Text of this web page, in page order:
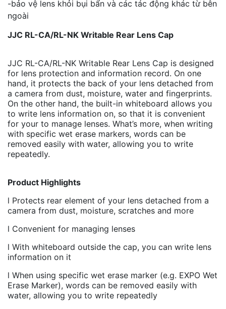
-bảo vệ lens khỏi bụi bẩn và các tác động khác từ bên
ngoài
JJC RL-CA/RL-NK Writable Rear Lens Cap
JJC RL-CA/RL-NK Writable Rear Lens Cap is designed
for lens protection and information record. On one
hand, it protects the back of your lens detached from
a camera from dust, moisture, water and fingerprints.
On the other hand, the built-in whiteboard allows you
to write lens information on, so that it is convenient
for your to manage lenses. What’s more, when writing
with specific wet erase markers, words can be
removed easily with water, allowing you to write
repeatedly.
Product Highlights
l Protects rear element of your lens detached from a
camera from dust, moisture, scratches and more
l Convenient for managing lenses
l With whiteboard outside the cap, you can write lens
information on it
l When using specific wet erase marker (e.g. EXPO Wet
Erase Marker), words can be removed easily with
water, allowing you to write repeatedly